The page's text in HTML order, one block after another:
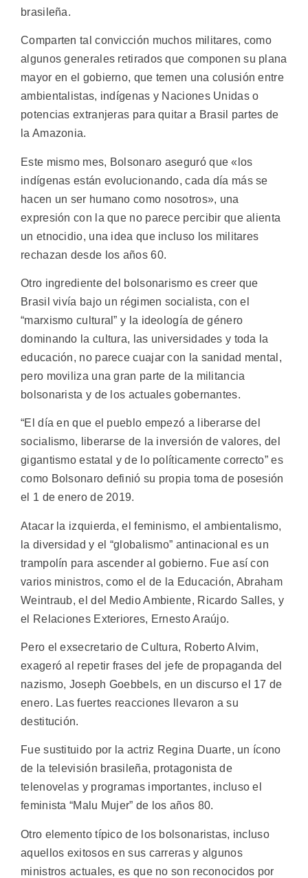
brasileña.
Comparten tal convicción muchos militares, como
algunos generales retirados que componen su plana
mayor en el gobierno, que temen una colusión entre
ambientalistas, indígenas y Naciones Unidas o
potencias extranjeras para quitar a Brasil partes de
la Amazonia.
Este mismo mes, Bolsonaro aseguró que «los
indígenas están evolucionando, cada día más se
hacen un ser humano como nosotros», una
expresión con la que no parece percibir que alienta
un etnocidio, una idea que incluso los militares
rechazan desde los años 60.
Otro ingrediente del bolsonarismo es creer que
Brasil vivía bajo un régimen socialista, con el
“marxismo cultural” y la ideología de género
dominando la cultura, las universidades y toda la
educación, no parece cuajar con la sanidad mental,
pero moviliza una gran parte de la militancia
bolsonarista y de los actuales gobernantes.
“El día en que el pueblo empezó a liberarse del
socialismo, liberarse de la inversión de valores, del
gigantismo estatal y de lo políticamente correcto” es
como Bolsonaro definió su propia toma de posesión
el 1 de enero de 2019.
Atacar la izquierda, el feminismo, el ambientalismo,
la diversidad y el “globalismo” antinacional es un
trampolín para ascender al gobierno. Fue así con
varios ministros, como el de la Educación, Abraham
Weintraub, el del Medio Ambiente, Ricardo Salles, y
el Relaciones Exteriores, Ernesto Araújo.
Pero el exsecretario de Cultura, Roberto Alvim,
exageró al repetir frases del jefe de propaganda del
nazismo, Joseph Goebbels, en un discurso el 17 de
enero. Las fuertes reacciones llevaron a su
destitución.
Fue sustituido por la actriz Regina Duarte, un ícono
de la televisión brasileña, protagonista de
telenovelas y programas importantes, incluso el
feminista “Malu Mujer” de los años 80.
Otro elemento típico de los bolsonaristas, incluso
aquellos exitosos en sus carreras y algunos
ministros actuales, es que no son reconocidos por